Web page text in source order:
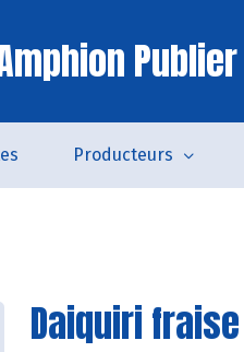
Publier
Producteurs
Daiquiri fraise